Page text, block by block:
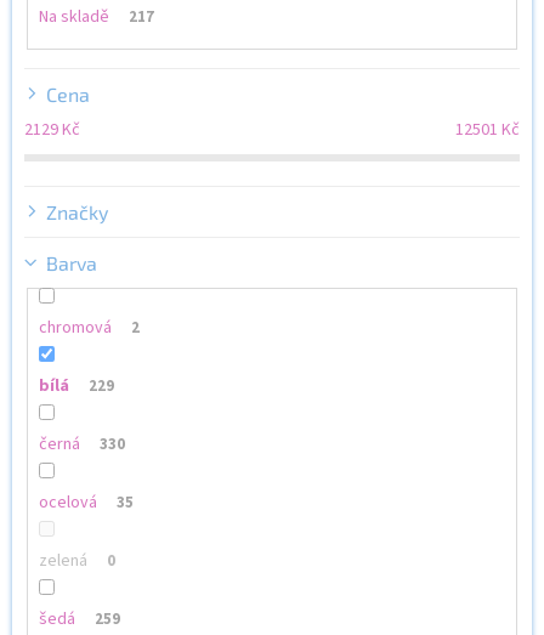
Na skladě 217
Cena
2129Kč 12501 Kč
Značky
Barva
chromová 2
bílá 229
černá 330
ocelová 35
zelená 0
šedá 259